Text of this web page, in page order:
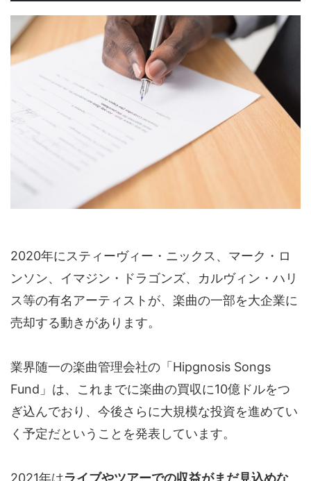
2020年にスティーヴィー・ニックス、マーク・ロ
ンソン、イマジン・ドラゴンズ、カルヴィン・ハリ
ス等の有名アーティストが、楽曲の一部を大企業に
売却する動きがあります。
業界随一の楽曲管理会社の「Hipgnosis Songs
Fund」は、これまでに楽曲の買収に10億ドルをつ
ぎ込んでおり、今後さらに大規模な投資を進めてい
く予定だということを発表しています。